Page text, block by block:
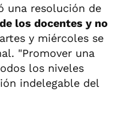
una resolución de
los docentes y no
y miércoles se
"Promover una
los niveles
indelegable del